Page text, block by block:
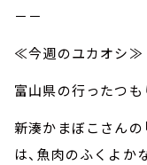
－－
≪今週のユカオシ≫
富山県の行ったつも
新湊かまぼこさんの
は、魚肉のふくよか